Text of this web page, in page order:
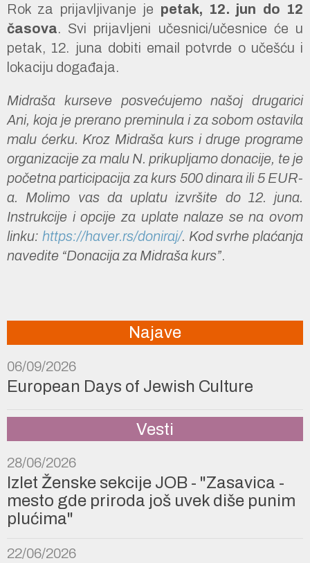
Rok za prijavljivanje je petak, 12. jun do 12
časova. Svi prijavljeni učesnici/učesnice će u
petak, 12. juna dobiti email potvrde o učešću i
lokaciju događaja.
Midraša kurseve posvećujemo našoj drugarici
Ani, koja je prerano preminula i za sobom ostavila
malu ćerku. Kroz Midraša kurs i druge programe
organizacije za malu N. prikupljamo donacije, te je
početna participacija za kurs 500 dinara ili 5 EUR-
a. Molimo vas da uplatu izvršite do 12. juna.
Instrukcije i opcije za uplate nalaze se na ovom
linku: https://haver.rs/doniraj/. Kod svrhe plaćanja
navedite “Donacija za Midraša kurs”.
Najave
06/09/2026
European Days of Jewish Culture
Vesti
28/06/2026
Izlet Ženske sekcije JOB - "Zasavica -
mesto gde priroda još uvek diše punim
plućima"
22/06/2026